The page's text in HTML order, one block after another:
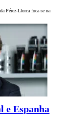
Pérez-Llorca foca-se na
e Espanha